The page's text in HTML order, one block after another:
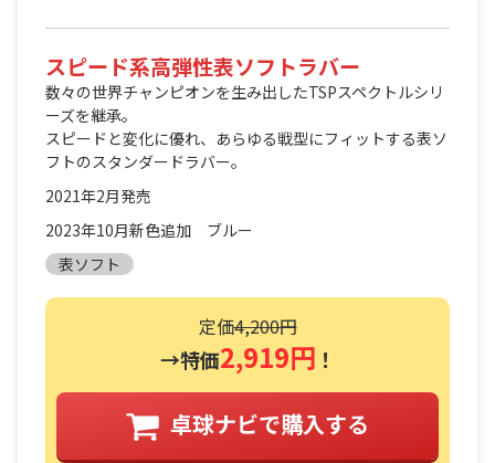
スピード系高弾性表ソフトラバー
数々の世界チャンピオンを生み出したTSPスペクトルシリ
ーズを継承。
スピードと変化に優れ、あらゆる戦型にフィットする表ソ
フトのスタンダードラバー。
2021年2月発売
2023年10月新色追加 ブルー
表ソフト
定価4,200円
→特価2,919円 ！
卓球ナビで購入する